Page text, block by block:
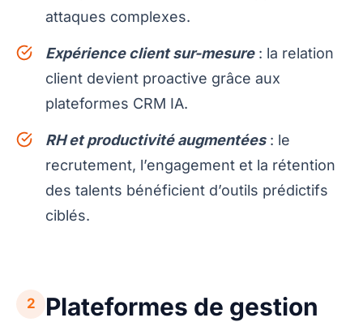
attaques complexes.
Expérience client sur-mesure: la relation
client devient proactive grâce aux
plateformes CRM IA.
RH et productivité augmentées: le
recrutement, l’engagement et la rétention
des talents bénéficient d’outils prédictifs
ciblés.
2
Plateformes de gestion